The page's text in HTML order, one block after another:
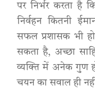
पर निर्भर करता है
निर्वहन कितनी
सफल प्रशासक भी
सकता है, अच्छा
व्यक्ति में अनेक गुण
चयन का सवाल ही